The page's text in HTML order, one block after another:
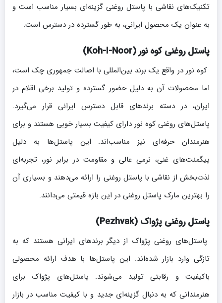
تکنیک‌های نقاشی با پاستل روغنی گزینه‌ای بسیار مناسب است و
به عنوان یک محصول ایرانی، به طور گسترده در دسترس است.
پاستل روغنی کوه نور (Koh-I-Noor)
کوه نور در واقع یک برند بین‌المللی با اصالت جمهوری چک است،
اما محصولات آن به دلیل حضور گسترده و تولید برخی اقلام در
ایران، در دسته برندهای قابل دسترس ایرانی قرار می‌گیرد.
پاستل‌های روغنی کوه نور دارای کیفیت بسیار خوبی هستند و برای
هنرمندان حرفه‌ای نیز مناسب‌اند. این پاستل‌ها به دلیل
پیگمنت‌های غنی، نرمی عالی و مقاومت در برابر نور، تجربه‌ای
لذت‌بخش از نقاشی با پاستل روغنی را ارائه می‌دهند و بسیاری آن
را بهترین مارک پاستل روغنی در این بازه قیمتی می‌دانند.
پاستل روغنی پژواک (Pezhvak)
پاستل‌های روغنی پژواک از دیگر برندهای ایرانی هستند که به
تازگی وارد بازار شده‌اند. این پاستل‌ها با هدف ارائه محصولی
باکیفیت و رقابتی تولید می‌شوند. پاستل‌های پژواک برای
هنرمندانی که به دنبال گزینه‌ای جدید و با کیفیت مناسب در بازار